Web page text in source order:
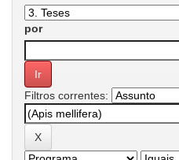
por
Filtros correntes: